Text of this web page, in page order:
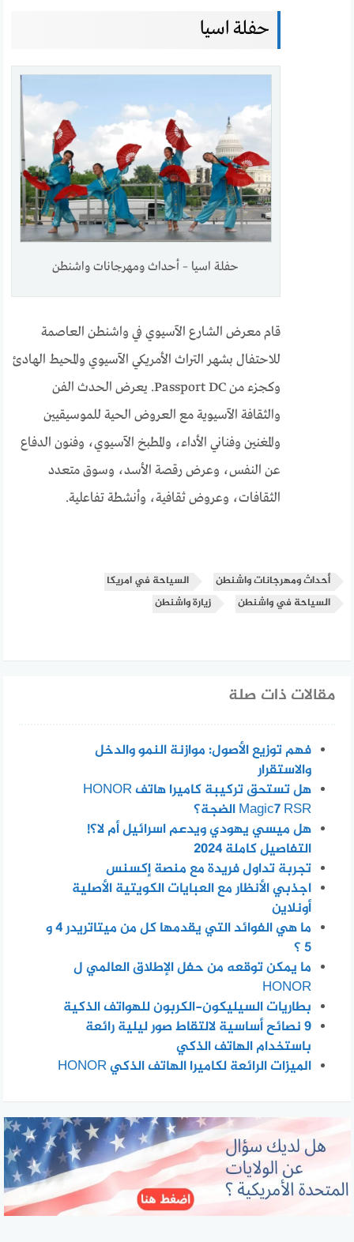
حفلة اسيا
حفلة اسيا – أحداث ومهرجانات واشنطن
قام معرض الشارع الآسيوي في واشنطن العاصمة
للاحتفال بشهر التراث الأمريكي الآسيوي والمحيط الهادئ
وكجزء من Passport DC. يعرض الحدث الفن
والثقافة الآسيوية مع العروض الحية للموسيقيين
والمغنين وفناني الأداء، والمطبخ الآسيوي، وفنون الدفاع
عن النفس، وعرض رقصة الأسد، وسوق متعدد
الثقافات، وعروض ثقافية، وأنشطة تفاعلية.
أحداث ومهرجانات واشنطن
السياحة في امريكا
السياحة في واشنطن
زيارة واشنطن
مقالات ذات صلة
فهم توزيع الأصول: موازنة النمو والدخل
والاستقرار
هل تستحق تركيبة كاميرا هاتف HONOR
Magic7 RSR الضجة؟
هل ميسي يهودي ويدعم اسرائيل أم لا؟!
التفاصيل كاملة 2024
تجربة تداول فريدة مع منصة إكسنس
اجذبي الأنظار مع العبايات الكويتية الأصلية
أونلاين
ما هي الفوائد التي يقدمها كل من ميتاتريدر 4 و
5 ؟
ما يمكن توقعه من حفل الإطلاق العالمي ل
HONOR
بطاريات السيليكون-الكربون للهواتف الذكية
٩ نصائح أساسية لالتقاط صور ليلية رائعة
باستخدام الهاتف الذكي
الميزات الرائعة لكاميرا الهاتف الذكي HONOR